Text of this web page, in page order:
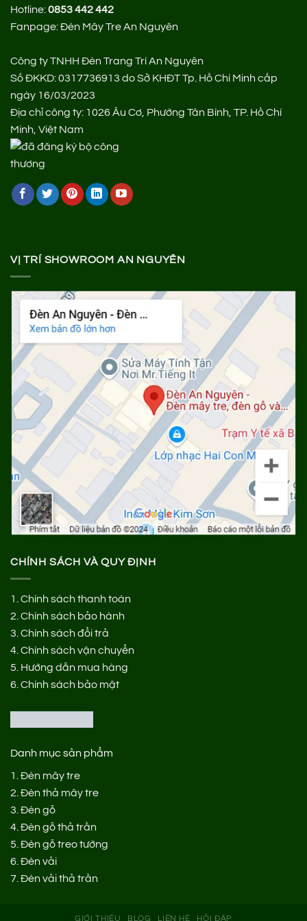
Hotline:0853 442 442
Fanpage:Đèn Mây Tre An Nguyên
Công ty TNHH Đèn Trang Trí An Nguyên
Số ĐKKD: 0317736913 do Sở KHĐT Tp. Hồ Chí Minh cấp
ngày 16/03/2023
Địa chỉ công ty: 1026 Âu Cơ, Phường Tân Bình, TP. Hồ Chí
Minh, Việt Nam
VỊ TRÍ SHOWROOM AN NGUYÊN
CHÍNH SÁCH VÀ QUY ĐỊNH
1. Chính sách thanh toán
2. Chính sách bảo hành
3. Chính sách đổi trả
4. Chính sách vận chuyển
5. Hướng dẫn mua hàng
6. Chính sách bảo mật
Danh mục sản phẩm
1. Đèn mây tre
2. Đèn thả mây tre
3. Đèn gỗ
4. Đèn gỗ thả trần
5. Đèn gỗ treo tường
6. Đèn vải
7. Đèn vải thả trần
GIỚI THIỆU BLOG LIÊN HỆ HỎI ĐÁP